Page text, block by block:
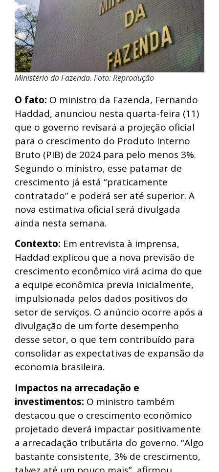
Ministério da Fazenda. Foto: Reprodução
O fato: O ministro da Fazenda, Fernando
Haddad, anunciou nesta quarta-feira (11)
que o governo revisará a projeção oficial
para o crescimento do Produto Interno
Bruto (PIB) de 2024 para pelo menos 3%.
Segundo o ministro, esse patamar de
crescimento já está “praticamente
contratado” e poderá ser até superior. A
nova estimativa oficial será divulgada
ainda nesta semana.
Contexto: Em entrevista à imprensa,
Haddad explicou que a nova previsão de
crescimento econômico virá acima do que
a equipe econômica previa inicialmente,
impulsionada pelos dados positivos do
setor de serviços. O anúncio ocorre após a
divulgação de um forte desempenho
desse setor, o que tem contribuído para
consolidar as expectativas de expansão da
economia brasileira.
Impactos na arrecadação e
investimentos: O ministro também
destacou que o crescimento econômico
projetado deverá impactar positivamente
a arrecadação tributária do governo. “Algo
bastante consistente, 3% de crescimento,